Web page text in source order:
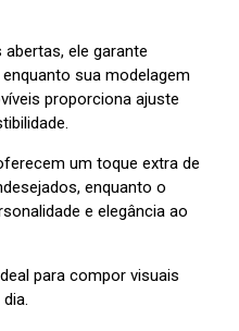
ele garante
sua modelagem
proporciona ajuste
um toque extra de
enquanto o
e elegância ao
para compor visuais